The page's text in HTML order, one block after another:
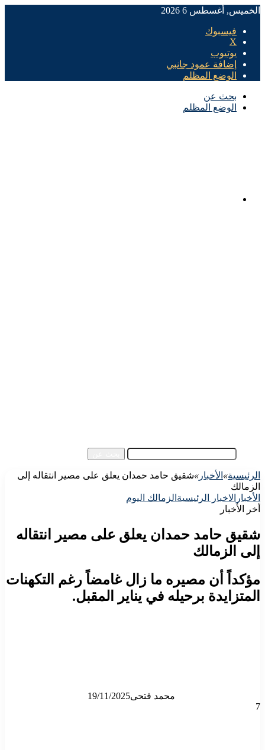
الخميس, أغسطس 6 2026
فيسبوك
X
يوتيوب
إضافة عمود جانبي
الوضع المظلم
بحث عن
الوضع المظلم
الرئيسية» الأخبار »شقيق حامد حمدان يعلق على مصير انتقاله إلى
الزمالك
الأخبار الاخبار الرئيسية الزمالك اليوم
أخر الأخبار
شقيق حامد حمدان يعلق على مصير انتقاله
إلى الزمالك
مؤكداً أن مصيره ما زال غامضاً رغم التكهنات
المتزايدة برحيله في يناير المقبل.
محمد فتحى19/11/2025
7